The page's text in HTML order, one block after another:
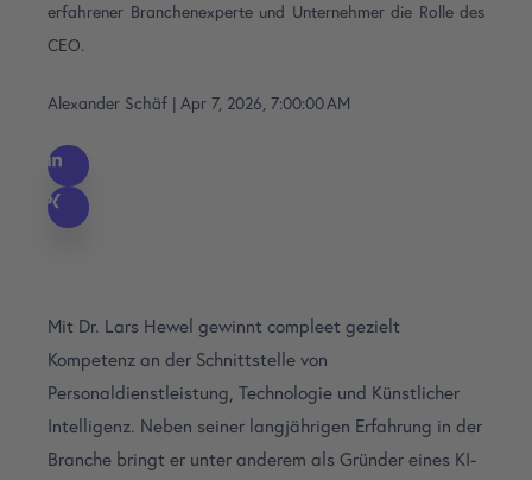
erfahrener Branchenexperte und Unternehmer die Rolle des
CEO.
Alexander Schäf | Apr 7, 2026, 7:00:00 AM
Mit Dr. Lars Hewel gewinnt compleet gezielt
Kompetenz an der Schnittstelle von
Personaldienstleistung, Technologie und Künstlicher
Intelligenz. Neben seiner langjährigen Erfahrung in der
Branche bringt er unter anderem als Gründer eines KI-